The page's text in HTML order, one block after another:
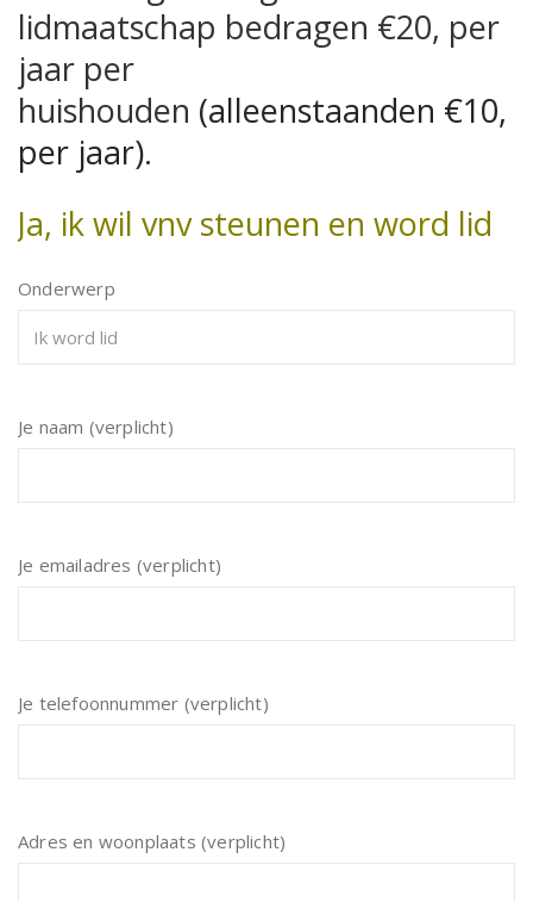
lidmaatschap bedragen €20, per
jaar per
huishouden (alleenstaanden €10,
per jaar).
Ja, ik wil vnv steunen en word lid
Onderwerp
Je naam (verplicht)
Je emailadres (verplicht)
Je telefoonnummer (verplicht)
Adres en woonplaats (verplicht)